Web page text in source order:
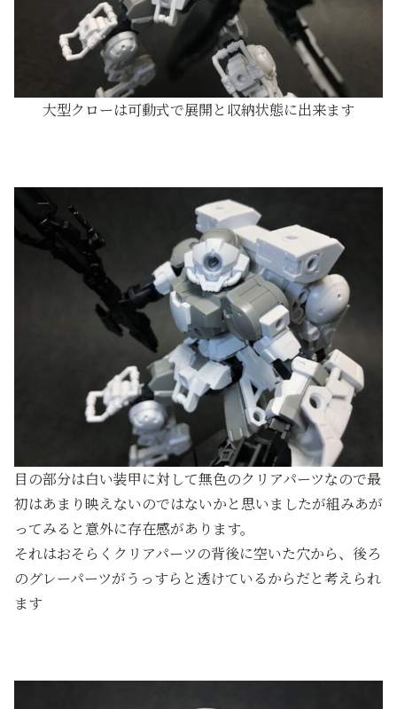
大型クローは可動式で展開と収納状態に出来ます
目の部分は白い装甲に対して無色のクリアパーツなので最
初はあまり映えないのではないかと思いましたが組みあが
ってみると意外に存在感があります。
それはおそらくクリアパーツの背後に空いた穴から、後ろ
のグレーパーツがうっすらと透けているからだと考えられ
ます